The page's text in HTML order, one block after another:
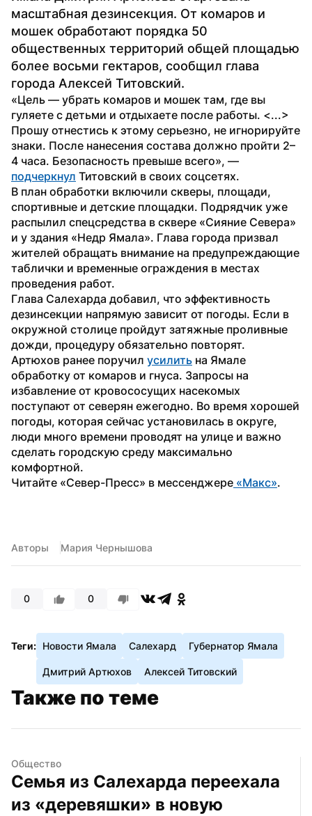
масштабная дезинсекция. От комаров и
мошек обработают порядка 50
общественных территорий общей площадью
более восьми гектаров, сообщил глава
города Алексей Титовский.
«Цель — убрать комаров и мошек там, где вы
гуляете с детьми и отдыхаете после работы. <...>
Прошу отнестись к этому серьезно, не игнорируйте
знаки. После нанесения состава должно пройти 2–
подчеркнул Титовский в своих соцсетях.
В план обработки включили скверы, площади,
спортивные и детские площадки. Подрядчик уже
распылил спецсредства в сквере «Сияние Севера»
и у здания «Недр Ямала». Глава города призвал
жителей обращать внимание на предупреждающие
таблички и временные ограждения в местах
проведения работ.
Глава Салехарда добавил, что эффективность
дезинсекции напрямую зависит от погоды. Если в
окружной столице пройдут затяжные проливные
дожди, процедуру обязательно повторят.
Артюхов ранее поручил усилить на Ямале
обработку от комаров и гнуса. Запросы на
избавление от кровососущих насекомых
поступают от северян ежегодно. Во время хорошей
погоды, которая сейчас установилась в округе,
люди много времени проводят на улице и важно
сделать городскую среду максимально
комфортной.
Читайте «Север-Пресс» в мессенджере «Макс».
Авторы Мария Чернышова
0 0
Теги: Новости Ямала Салехард Губернатор Ямала
Дмитрий Артюхов Алексей Титовский
Также по теме
Общество
Семья из Салехарда переехала
из «деревяшки» в новую